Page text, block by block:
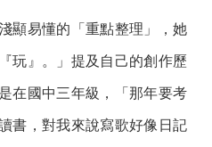
顯易懂的「重點整理」，她
玩』。」提及自己的創作歷
在國中三年級，「那年要考
書，對我來說寫歌好像日記